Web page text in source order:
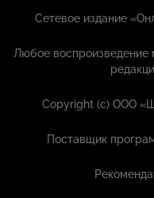
Сетевое издание
Любое воспроизведение
Copyright (с) ООО
Поставщик